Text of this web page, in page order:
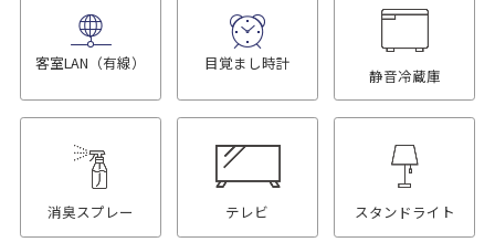
客室LAN（有線） 目覚まし時計
静音冷蔵庫
消臭スプレー テレビ スタンドライト